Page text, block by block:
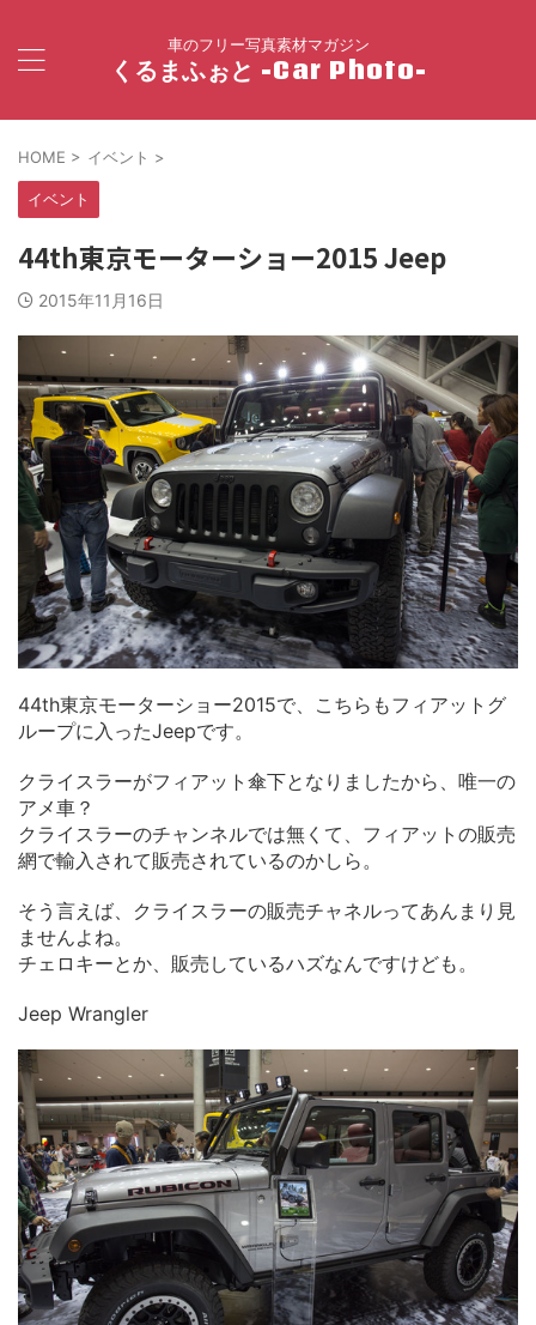
車のフリー写真素材マガジン
くるまふぉと -Car Photo-
HOME > イベント >
イベント
44th東京モーターショー2015 Jeep
2015年11月16日
44th東京モーターショー2015で、こちらもフィアットグ
ループに入ったJeepです。
クライスラーがフィアット傘下となりましたから、唯一の
アメ車？
クライスラーのチャンネルでは無くて、フィアットの販売
網で輸入されて販売されているのかしら。
そう言えば、クライスラーの販売チャネルってあんまり見
ませんよね。
チェロキーとか、販売しているハズなんですけども。
Jeep Wrangler